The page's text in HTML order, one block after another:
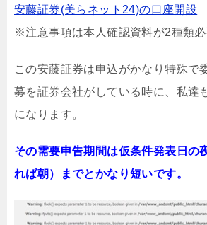
安藤証券(美らネット24)の口座開設
※注意事項は本人確認資料が2種類必
この安藤証券は申込がかなり特殊で
募を証券会社がしている時に、私達
になります。
その需要申告期間は仮条件発表日の
れば朝）までとかなり短いです。